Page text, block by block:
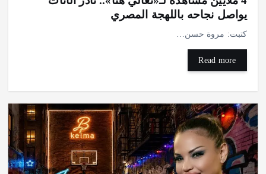
يواصل نجاحه باللهجة المصري
كتبت: مروة حسن…
Read more